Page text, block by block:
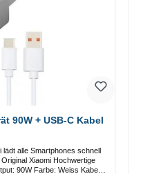
90W + USB-C Kabel
lädt alle Smartphones schnell
Hochwertige